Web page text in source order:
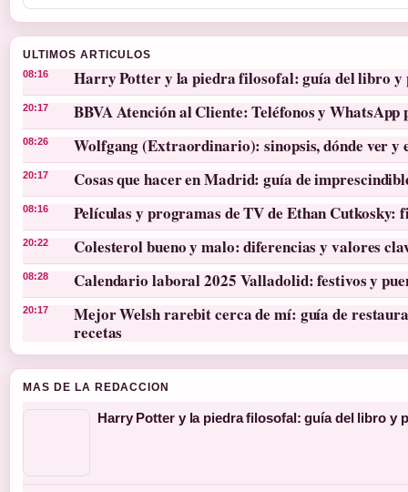
ULTIMOS ARTICULOS
08:16 Harry Potter y la piedra filosofal: guía del libro y
20:17 BBVA Atención al Cliente: Teléfonos y WhatsApp
08:26 Wolfgang (Extraordinario): sinopsis, dónde ver y
20:17 Cosas que hacer en Madrid: guía de
08:16 Películas y programas de TV de Ethan
20:22 Colesterol bueno y malo: diferencias y valores
08:28 Calendario laboral 2025 Valladolid: festivos y
20:17
Mejor Welsh rarebit cerca de mí: guía de
recetas
MAS DE LA REDACCION
Harry Potter y la piedra filosofal: guía del libro y